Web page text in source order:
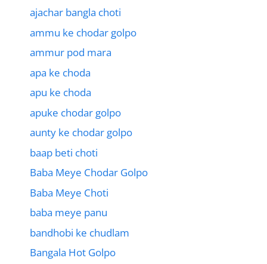
ajachar bangla choti
ammu ke chodar golpo
ammur pod mara
apa ke choda
apu ke choda
apuke chodar golpo
aunty ke chodar golpo
baap beti choti
Baba Meye Chodar Golpo
Baba Meye Choti
baba meye panu
bandhobi ke chudlam
Bangala Hot Golpo